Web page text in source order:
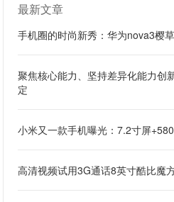
最新文章
手机圈的时尚新秀：华为nova3樱
聚焦核心能力、坚持差异化能力创
定
小米又一款手机曝光：7.2寸屏
高清视频试用3G通话8英寸酷比魔